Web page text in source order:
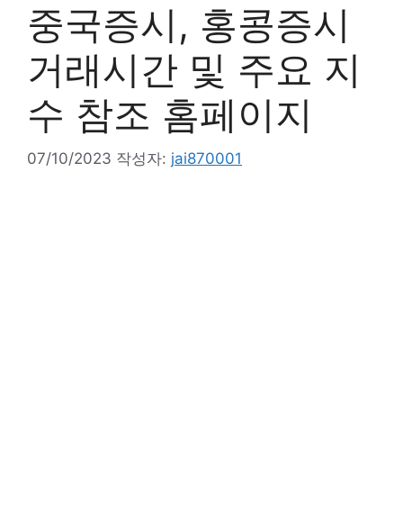
중국증시, 홍콩증시
거래시간 및 주요 지
수 참조 홈페이지
07/10/2023 작성자: jai870001